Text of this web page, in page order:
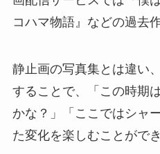
コハマ物語』などの過去
静止画の写真集とは違い
することで、「この時期
かな？」「ここではシャ
た変化を楽しむことがで